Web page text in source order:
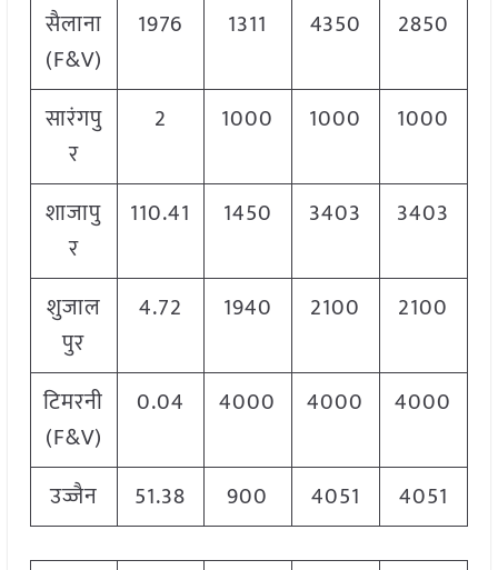
सैलाना
(F&V)
1976 1311 4350 2850
सारंगपु
र
2 1000 1000 1000
शाजापु
र
110.41 1450 3403 3403
शुजाल
पुर
4.72 1940 2100 2100
टिमरनी
(F&V)
0.04 4000 4000 4000
उज्जैन 51.38 900 4051 4051